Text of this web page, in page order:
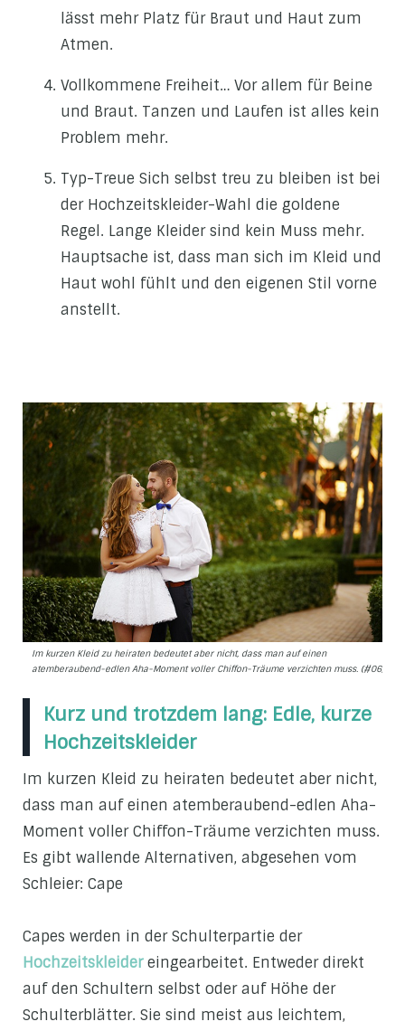
lässt mehr Platz für Braut und Haut zum
Atmen.
Vollkommene Freiheit… Vor allem für Beine
und Braut. Tanzen und Laufen ist alles kein
Problem mehr.
Typ-Treue Sich selbst treu zu bleiben ist bei
der Hochzeitskleider-Wahl die goldene
Regel. Lange Kleider sind kein Muss mehr.
Hauptsache ist, dass man sich im Kleid und
Haut wohl fühlt und den eigenen Stil vorne
anstellt.
Im kurzen Kleid zu heiraten bedeutet aber nicht, dass man auf einen
atemberaubend-edlen Aha-Moment voller Chiffon-Träume verzichten muss. (#06)
Kurz und trotzdem lang: Edle, kurze
Hochzeitskleider
Im kurzen Kleid zu heiraten bedeutet aber nicht,
dass man auf einen atemberaubend-edlen Aha-
Moment voller Chiffon-Träume verzichten muss.
Es gibt wallende Alternativen, abgesehen vom
Schleier: Cape
Capes werden in der Schulterpartie der
Hochzeitskleidereingearbeitet. Entweder direkt
auf den Schultern selbst oder auf Höhe der
Schulterblätter. Sie sind meist aus leichtem,